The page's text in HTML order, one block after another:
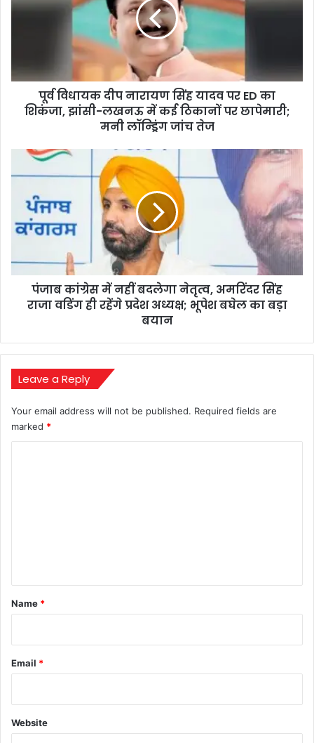
नारायण
का
झांसी-
छापेमारी;
लॉन्ड्रिंग
पूर्व विधायक दीप नारायण सिंह यादव पर ED का
शिकंजा, झांसी-लखनऊ में कई ठिकानों पर छापेमारी;
मनी लॉन्ड्रिंग जांच तेज
पंजाब
बदलेगा
नेतृत्व,
सिंह
राजा
अध्यक्ष;
बघेल
का
बड़ा
पंजाब कांग्रेस में नहीं बदलेगा नेतृत्व, अमरिंदर सिंह
राजा वडिंग ही रहेंगे प्रदेश अध्यक्ष; भूपेश बघेल का बड़ा
बयान
Leave a Reply
Your email address will not be published. Required fields are
marked *
*
Name *
Email *
Website